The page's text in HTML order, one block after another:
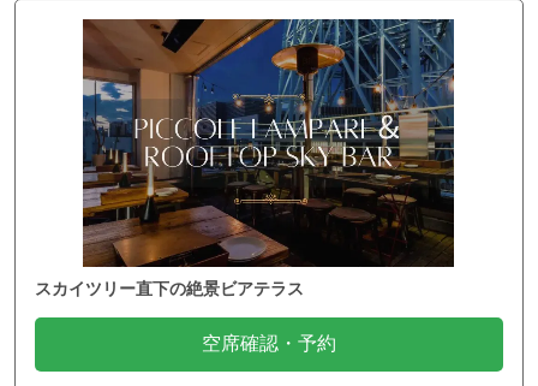
スカイツリー直下の絶景ビアテラス
空席確認・予約